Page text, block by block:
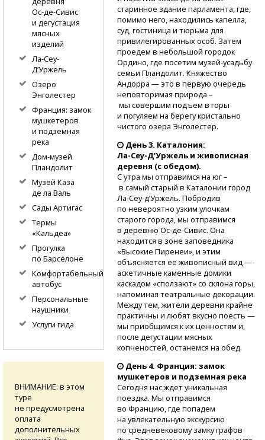
старинное здание парламента, где,
помимо него, находились капелла,
суд, гостиница и тюрьма для
привилегированных особ. Затем
проедем в небольшой городок
Ордино, где посетим музей-усадьбу
семьи Пландолит. Княжество
Андорра — это в первую очередь
неповторимая природа –
мы совершим подъем в горы
и погуляем на берегу кристально
чистого озера Энголестер.
День 3. Каталония:
Ла-Сеу-Д’Уржельи живописная
деревня (с обедом).
С утра мы отправимся на юг –
в самый старый в Каталонии город
Ла-Сеу-д’Уржель. Побродив
по невероятно узким улочкам
старого города, мы отправимся
в деревню Ос-де-Сивис. Она
находится в зоне заповедника
«Высокие Пиренеи», и этим
объясняется ее живописный вид —
аскетичные каменные домики
каскадом «сползают» со склона горы,
напоминая театральные декорации.
Между тем, жители деревни крайне
практичны и любят вкусно поесть —
мы приобщимся к их ценностям и,
после дегустации мясных
копченостей, останемся на обед.
День 4. Франция: замок
мушкетеров и подземная река
Сегодня нас ждет уникальная
поездка. Мы отправимся
во Францию, где попадем
на увлекательную экскурсию
по средневековому замку графов
Ос-де-Сивис
и дегустация
мясных
изделий
Ла-Сеу-
Д’Уржель
Озеро
Энголестер
Франция: замок
мушкетеров
и подземная
река
Дом-музей
Пландолит
Музей Каза
де ла Валь
Сады Артигас
Термы
«Кальдеа»
Прогулка
по Барселоне
Комфортабельный
автобус
Персональные
наушники
Услуги гида
ВНИМАНИЕ: в этом
туре
не предусмотрена
оплата
дополнительных